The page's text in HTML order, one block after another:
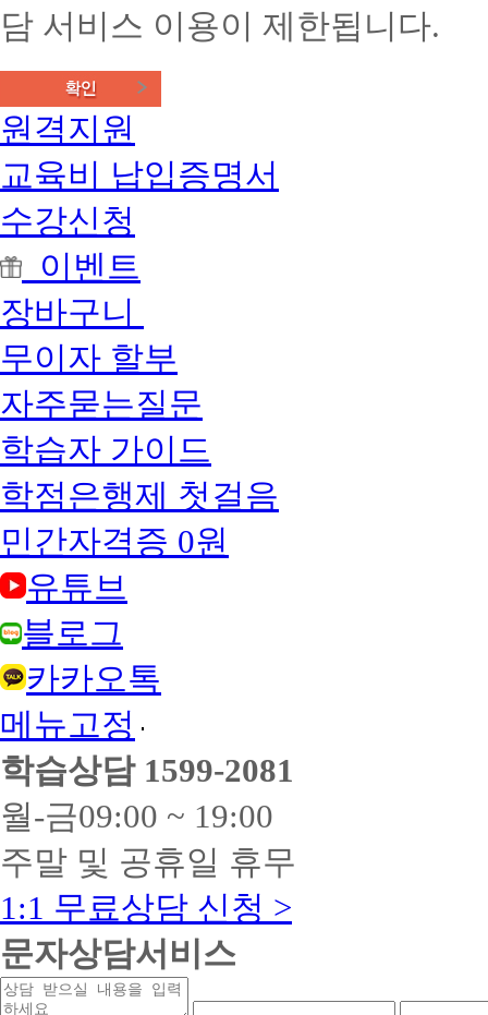
담 서비스 이용이 제한됩니다.
원격지원
교육비 납입증명서
수강신청
이벤트
장바구니
무이자 할부
자주묻는질문
학습자 가이드
학점은행제 첫걸음
민간자격증 0원
유튜브
블로그
카카오톡
메뉴고정
학습상담 1599-2081
월-금09:00 ~ 19:00
주말 및 공휴일 휴무
1:1 무료상담 신청 >
문자상담서비스
상
담
락
락